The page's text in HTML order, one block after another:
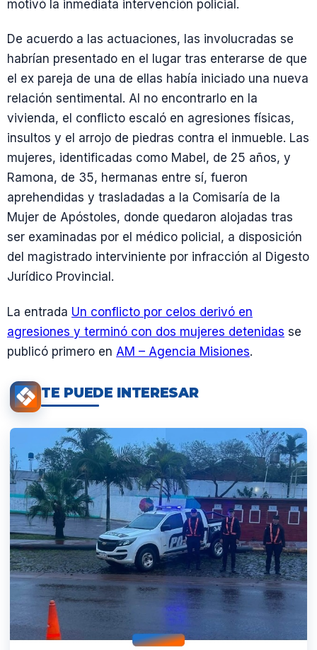
motivó la inmediata intervención policial.
De acuerdo a las actuaciones, las involucradas se
habrían presentado en el lugar tras enterarse de que
el ex pareja de una de ellas había iniciado una nueva
relación sentimental. Al no encontrarlo en la
vivienda, el conflicto escaló en agresiones físicas,
insultos y el arrojo de piedras contra el inmueble. Las
mujeres, identificadas como Mabel, de 25 años, y
Ramona, de 35, hermanas entre sí, fueron
aprehendidas y trasladadas a la Comisaría de la
Mujer de Apóstoles, donde quedaron alojadas tras
ser examinadas por el médico policial, a disposición
del magistrado interviniente por infracción al Digesto
Jurídico Provincial.
La entrada Un conflicto por celos derivó en
agresiones y terminó con dos mujeres detenidas se
publicó primero en AM – Agencia Misiones.
TE PUEDE INTERESAR